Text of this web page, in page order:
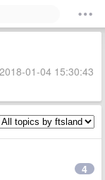
01-04 15:30:43
4